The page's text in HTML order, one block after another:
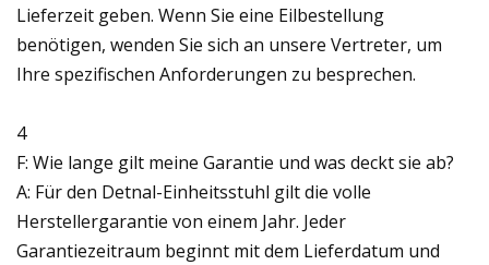
Lieferzeit geben. Wenn Sie eine Eilbestellung
benötigen, wenden Sie sich an unsere Vertreter, um
Ihre spezifischen Anforderungen zu besprechen.
4
F: Wie lange gilt meine Garantie und was deckt sie ab?
A: Für den Detnal-Einheitsstuhl gilt die volle
Herstellergarantie von einem Jahr. Jeder
Garantiezeitraum beginnt mit dem Lieferdatum und